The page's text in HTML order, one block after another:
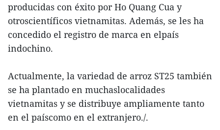
producidas con éxito por Ho Quang Cua y
otroscientíficos vietnamitas. Además, se les ha
concedido el registro de marca en elpaís
indochino.
Actualmente, la variedad de arroz ST25 también
se ha plantado en muchaslocalidades
vietnamitas y se distribuye ampliamente tanto
en el paíscomo en el extranjero./.